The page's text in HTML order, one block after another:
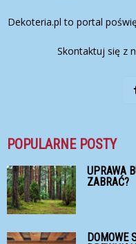
Dekoteria.pl to portal
Skontaktuj się z
POPULARNE POSTY
UPRAWA
ZABRAĆ?
DOMOWE